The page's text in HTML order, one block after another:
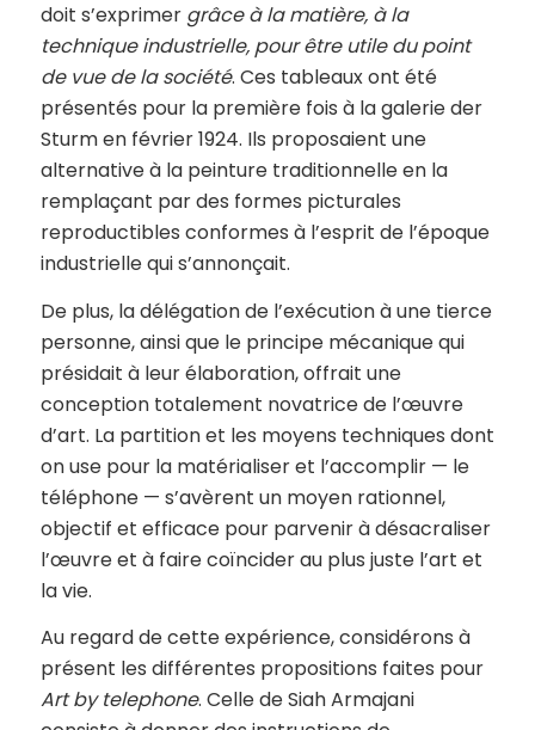
doit s’exprimer grâce à la matière, à la
technique industrielle, pour être utile du point
de vue de la société. Ces tableaux ont été
présentés pour la première fois à la galerie der
Sturm en février 1924. Ils proposaient une
alternative à la peinture traditionnelle en la
remplaçant par des formes picturales
reproductibles conformes à l’esprit de l’époque
industrielle qui s’annonçait.
De plus, la délégation de l’exécution à une tierce
personne, ainsi que le principe mécanique qui
présidait à leur élaboration, offrait une
conception totalement novatrice de l’œuvre
d’art. La partition et les moyens techniques dont
on use pour la matérialiser et l’accomplir — le
téléphone — s’avèrent un moyen rationnel,
objectif et efficace pour parvenir à désacraliser
l’œuvre et à faire coïncider au plus juste l’art et
la vie.
Au regard de cette expérience, considérons à
présent les différentes propositions faites pour
Art by telephone. Celle de Siah Armajani